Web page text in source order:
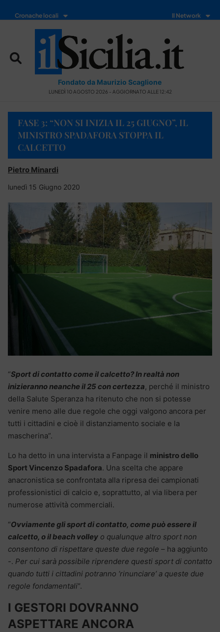
Cronache locali Il Network
Fondato da Maurizio Scaglione
LUNEDÌ 10 AGOSTO 2026 - AGGIORNATO ALLE 12:42
FASE 3: “NON SI INIZIA IL 25 GIUGNO”, IL
MINISTRO SPADAFORA STOPPA IL
CALCETTO
Pietro Minardi
lunedì 15 Giugno 2020
“Sport di contatto come il calcetto? In realtà non
inizieranno neanche il 25 con certezza, perché il ministro
della Salute Speranza ha ritenuto che non si potesse
venire meno alle due regole che oggi valgono ancora per
tutti i cittadini e cioè il distanziamento sociale e la
mascherina”.
Lo ha detto in una intervista a Fanpage il ministro dello
Sport Vincenzo Spadafora. Una scelta che appare
anacronistica se confrontata alla ripresa dei campionati
professionistici di calcio e, soprattutto, al via libera per
numerose attività commerciali.
“Ovviamente gli sport di contatto, come può essere il
calcetto, o il beach volley o qualunque altro sport non
consentono di rispettare queste due regole – ha aggiunto
-. Per cui sarà possibile riprendere questi sport di contatto
quando tutti i cittadini potranno ‘rinunciare’‎ a queste due
regole fondamentali“.
I GESTORI DOVRANNO
ASPETTARE ANCORA